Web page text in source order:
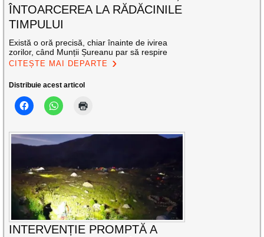
ÎNTOARCEREA LA RĂDĂCINILE
TIMPULUI
Există o oră precisă, chiar înainte de ivirea
zorilor, când Munții Șureanu par să respire
CITEȘTE MAI DEPARTE
Distribuie acest articol
INTERVENȚIE PROMPTĂ A